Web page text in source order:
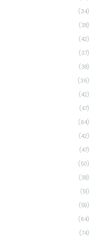
(34)
(38)
(42)
(37)
(38)
(36)
(42)
(47)
(64)
(42)
(47)
(50)
(38)
(51)
(59)
(64)
(74)